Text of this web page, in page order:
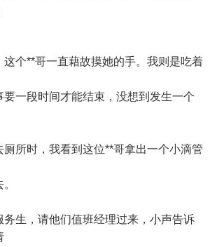
个**哥一直藉故摸她的手。我则是吃着
要一段时间才能结束，没想到发生一个
时，我看到这位**哥拿出一个小滴管
生，请他们值班经理过来，小声告诉